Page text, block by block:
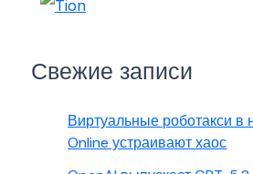
Свежие записи
Виртуальные роботакси в
Online устраивают хаос